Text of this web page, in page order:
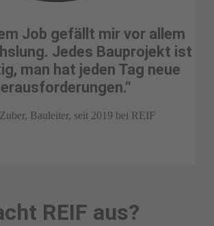
Job gefällt mir vor allem
Jedes Bauprojekt ist
man hat jeden Tag neue
Bauleiter, seit 2019 bei REIF
REIF aus?